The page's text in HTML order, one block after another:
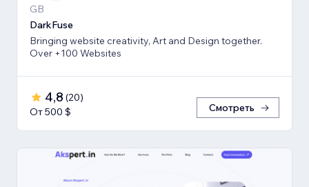
GB
DarkFuse
Bringing website creativity, Art and Design together.
Over +100 Websites
4,8 (20)
От 500 $
Смотреть